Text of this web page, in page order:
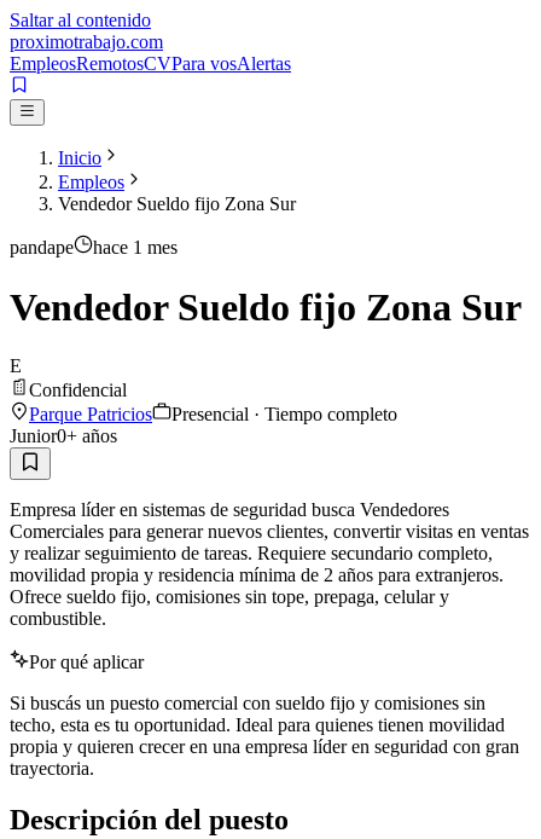
Saltar al contenido
proximotrabajo.com
EmpleosRemotosCVPara vosAlertas
Inicio
Empleos
Vendedor Sueldo fijo Zona Sur
pandape hace 1 mes
Vendedor Sueldo fijo Zona Sur
E
Confidencial
Parque Patricios
Presencial · Tiempo completo
Junior0+ años
Empresa líder en sistemas de seguridad busca Vendedores
Comerciales para generar nuevos clientes, convertir visitas en ventas
y realizar seguimiento de tareas. Requiere secundario completo,
movilidad propia y residencia mínima de 2 años para extranjeros.
Ofrece sueldo fijo, comisiones sin tope, prepaga, celular y
combustible.
Por qué aplicar
Si buscás un puesto comercial con sueldo fijo y comisiones sin
techo, esta es tu oportunidad. Ideal para quienes tienen movilidad
propia y quieren crecer en una empresa líder en seguridad con gran
trayectoria.
Descripción del puesto